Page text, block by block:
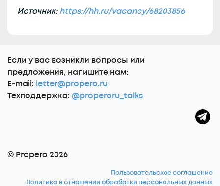
Источник:https://hh.ru/vacancy/68203856
Еcли у вас возникли вопросы или
предложения, напишите нам:
E-mail: letter@propero.ru
Техподдержка: @properoru_talks
© Propero 2026
Пользовательское соглашение
Политика в отношении обработки персональных данных